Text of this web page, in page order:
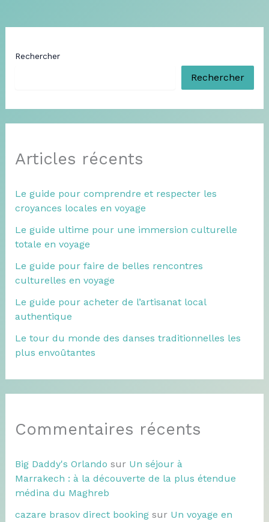
Rechercher
Rechercher
Articles récents
Le guide pour comprendre et respecter les
croyances locales en voyage
Le guide ultime pour une immersion culturelle
totale en voyage
Le guide pour faire de belles rencontres
culturelles en voyage
Le guide pour acheter de l’artisanat local
authentique
Le tour du monde des danses traditionnelles les
plus envoûtantes
Commentaires récents
Big Daddy's Orlando sur Un séjour à
Marrakech : à la découverte de la plus étendue
médina du Maghreb
cazare brasov direct bookingsur Un voyage en